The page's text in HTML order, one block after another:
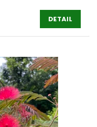
DETAIL